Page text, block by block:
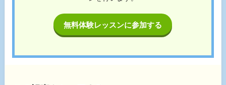
無料体験レッスンに参加する